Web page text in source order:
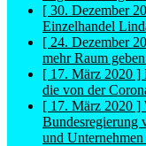
[ 30. Dezember
Einzelhandel
[ 24. Dezember
mehr Raum
[ 17. März 2020 ]
die von der
[ 17. März 2020 ]
Bundesregierung
und Unternehmen